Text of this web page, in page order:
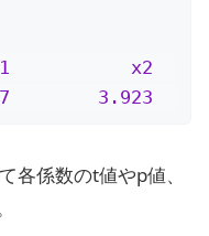
x2
3.923
各係数のt値やp値、